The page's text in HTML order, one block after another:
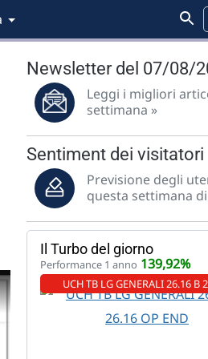
Newsletter del 07/08/
Leggi i migliori
settimana »
Sentiment dei visitatori
Previsione degli
questa settimana
Il Turbo del giorno
Performance 1 anno 139,92%
UCH TB LG GENERALI 26.16 B